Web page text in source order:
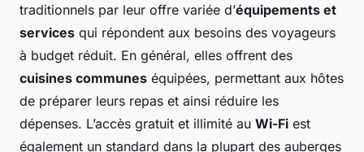
traditionnels par leur offre variée d’équipements et
services qui répondent aux besoins des voyageurs
à budget réduit. En général, elles offrent des
cuisines communes équipées, permettant aux hôtes
de préparer leurs repas et ainsi réduire les
dépenses. L’accès gratuit et illimité au Wi-Fi est
également un standard dans la plupart des auberges